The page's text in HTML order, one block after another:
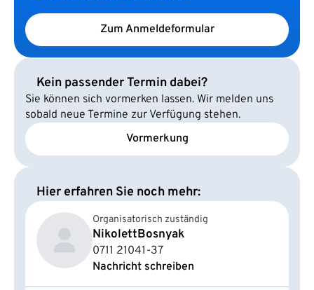
Zum Anmeldeformular
Kein passender Termin dabei?
Sie können sich vormerken lassen. Wir melden uns
sobald neue Termine zur Verfügung stehen.
Vormerkung
Hier erfahren Sie noch mehr:
Organisatorisch zuständig
NikolettBosnyak
0711 21041-37
Nachricht schreiben